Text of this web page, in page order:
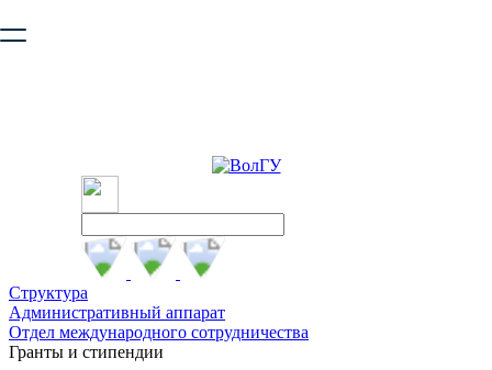
безопасную работу с сайтом. Пожалуйста
Структура
Административный аппарат
Отдел международного сотрудничества
Гранты и стипендии